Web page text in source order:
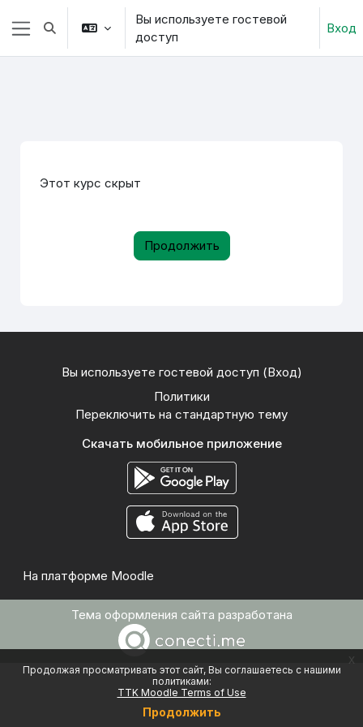
Перейти к основному содержанию
Продолжая просматривать этот сайт, Вы соглашаетесь с нашими
политиками:
TTK Moodle Terms of Use
Продолжить
x
Боковая панель
Изменить данные поисковой строки
Вы используете гостевой
доступ
Вход
Этот курс скрыт
Продолжить
Вы используете гостевой доступ (Вход)
Политики
Переключить на стандартную тему
Скачать мобильное приложение
На платформе Moodle
Тема оформления сайта разработана